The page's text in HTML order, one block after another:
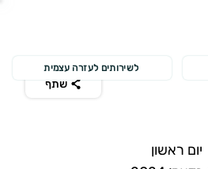
יום ראשון
שתף
לשירותים לעזרה עצמית